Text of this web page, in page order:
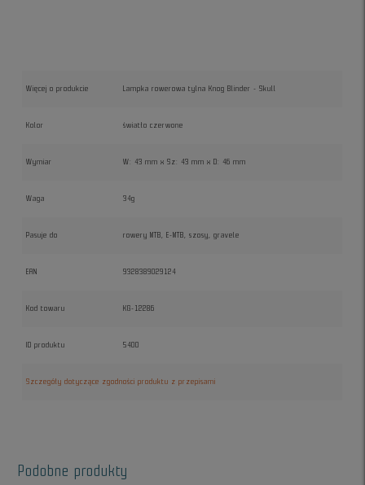
Więcej o produkcie Lampka rowerowa tylna Knog Blinder - Skull
Kolor światło czerwone
Wymiar W: 43 mm x Sz: 43 mm x D: 46 mm
Waga 34g
Pasuje do rowery MTB, E-MTB, szosy, gravele
EAN 9328389029124
Kod towaru KG-12286
ID produktu 5400
Szczegóły dotyczące zgodności produktu z przepisami
Podobne produkty